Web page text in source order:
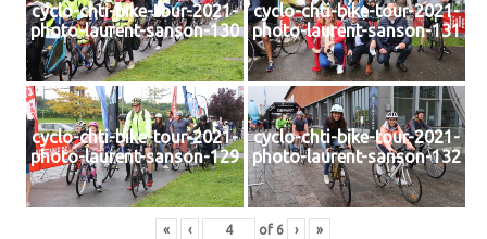
cyclo-chti-bike-tour-2021-
photo-laurent-sanson-130
cyclo-chti-bike-tour-2021-
photo-laurent-sanson-131
cyclo-chti-bike-tour-2021-
photo-laurent-sanson-129
cyclo-chti-bike-tour-2021-
photo-laurent-sanson-132
« ‹ of 6 › »